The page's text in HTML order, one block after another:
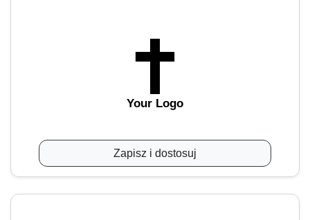
Your Logo
Zapisz i dostosuj